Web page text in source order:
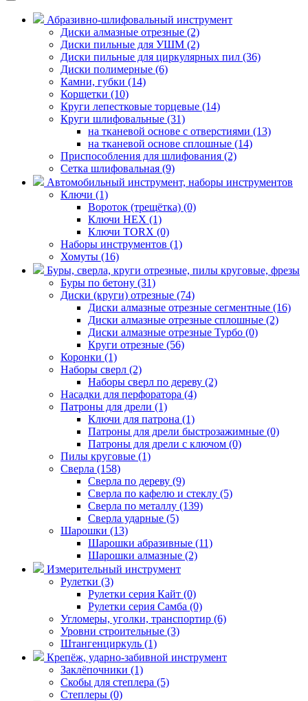
Абразивно-шлифовальный инструмент
Диски алмазные отрезные (2)
Диски пильные для УШМ (2)
Диски пильные для циркулярных пил (36)
Диски полимерные (6)
Камни, губки (14)
Корщетки (10)
Круги лепестковые торцевые (14)
Круги шлифовальные (31)
на тканевой основе с отверстиями (13)
на тканевой основе сплошные (14)
Приспособления для шлифования (2)
Сетка шлифовальная (9)
Автомобильный инструмент, наборы инструментов
Ключи (1)
Вороток (трещётка) (0)
Ключи HEX (1)
Ключи TORX (0)
Наборы инструментов (1)
Хомуты (16)
Буры, сверла, круги отрезные, пилы круговые, фрезы
Буры по бетону (31)
Диски (круги) отрезные (74)
Диски алмазные отрезные сегментные (16)
Диски алмазные отрезные сплошные (2)
Диски алмазные отрезные Турбо (0)
Круги отрезные (56)
Коронки (1)
Наборы сверл (2)
Наборы сверл по дереву (2)
Насадки для перфоратора (4)
Патроны для дрели (1)
Ключи для патрона (1)
Патроны для дрели быстрозажимные (0)
Патроны для дрели с ключом (0)
Пилы круговые (1)
Сверла (158)
Сверла по дереву (9)
Сверла по кафелю и стеклу (5)
Сверла по металлу (139)
Сверла ударные (5)
Шарошки (13)
Шарошки абразивные (11)
Шарошки алмазные (2)
Измерительный инструмент
Рулетки (3)
Рулетки серия Кайт (0)
Рулетки серия Самба (0)
Угломеры, уголки, транспортир (6)
Уровни строительные (3)
Штангенциркуль (1)
Крепёж, ударно-забивной инструмент
Заклёпочники (1)
Скобы для степлера (5)
Степлеры (0)